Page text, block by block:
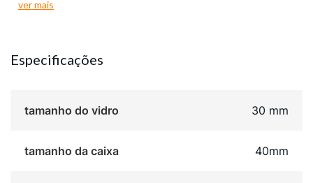
A pulseira é fabricada em aço dourado e utiliza um
garante segurança contra respingos e contatos
internos analógicos contra resíduos.
A combinação do mostrador champagne com a
ver mais
Especificações
tamanho do vidro 30 mm
tamanho da caixa 40mm